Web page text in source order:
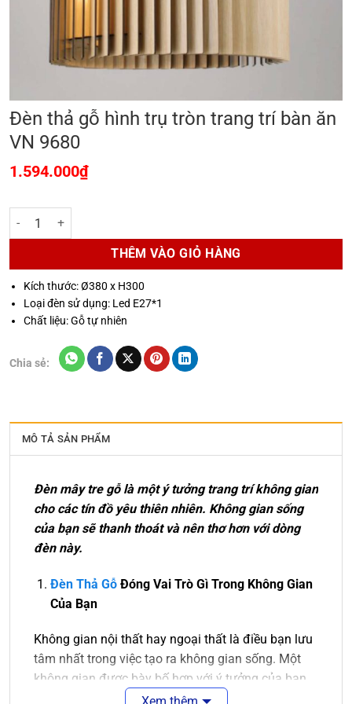
Đèn thả gỗ hình trụ tròn trang trí bàn ăn
VN 9680
1.594.000₫
Đèn thả gỗ hình trụ tròn trang trí bàn ăn VN 9680 số lượng
THÊM VÀO GIỎ HÀNG
Kích thước: Ø380 x H300
Loại đèn sử dụng: Led E27*1
Chất liệu: Gỗ tự nhiên
Chia sẻ:
MÔ TẢ SẢN PHẨM
Đèn mây tre gỗ là một ý tưởng trang trí không gian
cho các tín đồ yêu thiên nhiên. Không gian sống
của bạn sẽ thanh thoát và nên thơ hơn với dòng
đèn này.
Đèn Thả Gỗ Đóng Vai Trò Gì Trong Không Gian
Của Bạn
Không gian nội thất hay ngoại thất là điều bạn lưu
tâm nhất trong việc tạo ra không gian sống. Một
không gian được bày bố hợp với ý tưởng của bạn
là điều tuyệt vời. Sẽ tuyệt vời hơn nếu không gian